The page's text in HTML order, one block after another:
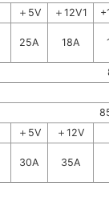
＋5V ＋12V1
25A 18A
＋5V
＋12V
30A
35A